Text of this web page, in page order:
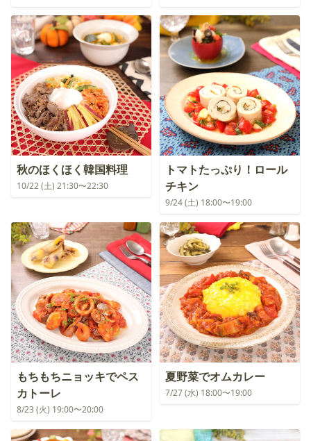
秋のほくほく韓国料理
10/22 (土) 21:30〜22:30
トマトたっぷり！ロール
チキン
9/24 (土) 18:00〜19:00
もちもちニョッキでペス
カトーレ
8/23 (火) 19:00〜20:00
夏野菜でオムカレー
7/27 (水) 18:00〜19:00